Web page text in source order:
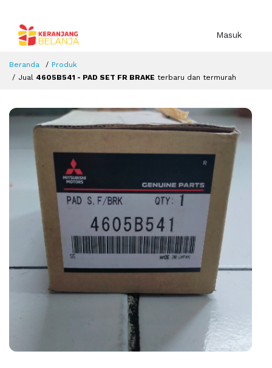
Masuk
Beranda
Produk
Jual 4605B541 - PAD SET FR BRAKE terbaru dan termurah